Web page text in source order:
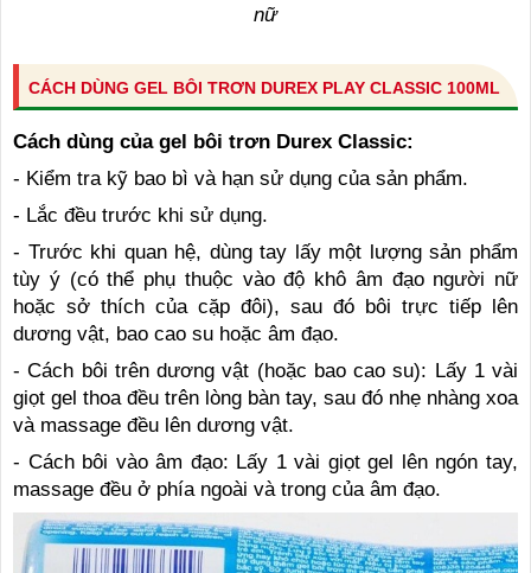
nữ
CÁCH DÙNG GEL BÔI TRƠN DUREX PLAY CLASSIC 100ML
Cách dùng của gel bôi trơn Durex Classic:
- Kiểm tra kỹ bao bì và hạn sử dụng của sản phẩm.
- Lắc đều trước khi sử dụng.
- Trước khi quan hệ, dùng tay lấy một lượng sản phẩm
tùy ý (có thể phụ thuộc vào độ khô âm đạo người nữ
hoặc sở thích của cặp đôi), sau đó bôi trực tiếp lên
dương vật, bao cao su hoặc âm đạo.
- Cách bôi trên dương vật (hoặc bao cao su): Lấy 1 vài
giọt gel thoa đều trên lòng bàn tay, sau đó nhẹ nhàng xoa
và massage đều lên dương vật.
- Cách bôi vào âm đạo: Lấy 1 vài giọt gel lên ngón tay,
massage đều ở phía ngoài và trong của âm đạo.